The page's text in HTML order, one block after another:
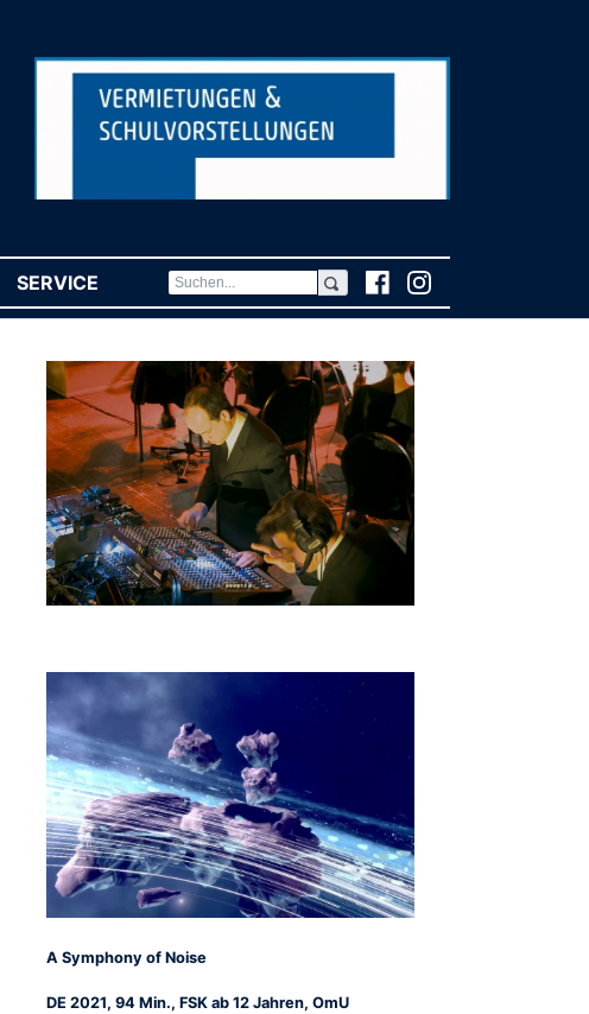
SERVICE (CURRENT)
A Symphony of Noise
DE 2021, 94 Min., FSK ab 12 Jahren, OmU